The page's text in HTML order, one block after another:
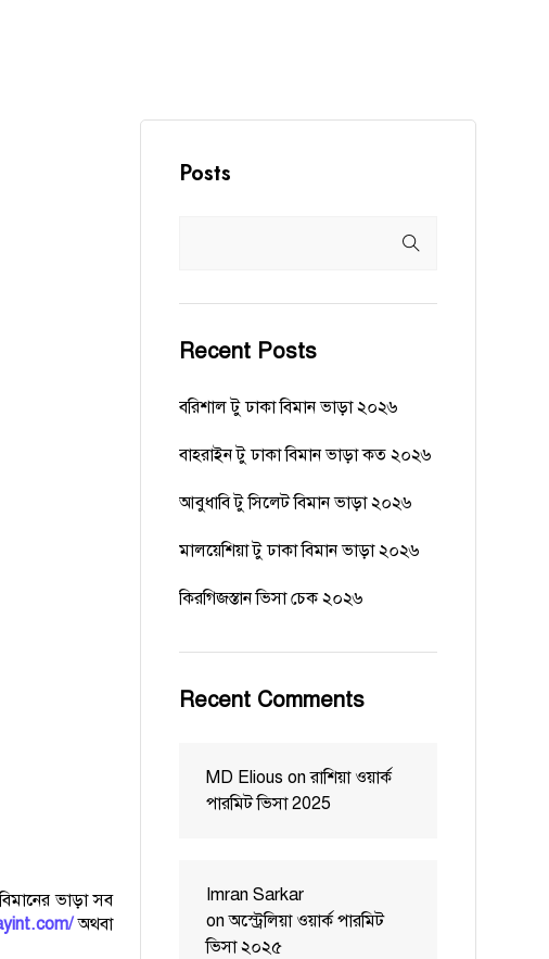
ভাড়া সব
অথবা
Posts
Recent Posts
বরিশাল টু ঢাকা বিমান ভাড়া ২০২৬
বাহরাইন টু ঢাকা বিমান ভাড়া কত ২০২৬
আবুধাবি টু সিলেট বিমান ভাড়া ২০২৬
মালয়েশিয়া টু ঢাকা বিমান ভাড়া ২০২৬
কিরগিজস্তান ভিসা চেক ২০২৬
Recent Comments
MD Elious onরাশিয়া ওয়ার্ক
পারমিট ভিসা 2025
Imran Sarkar
onঅস্ট্রেলিয়া ওয়ার্ক পারমিট
ভিসা ২০২৫